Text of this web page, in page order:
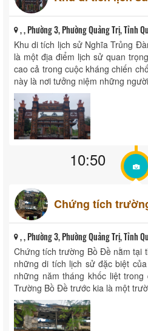
Khu di tích lịch sử
, , Phường 3, Phường Quảng Trị, Tỉnh
Khu di tích lịch sử Nghĩa Trủng
là một địa điểm lịch sử quan
cao cả trong cuộc kháng chiến
này là nơi tưởng niệm những người
10:50
Chứng tích
, , Phường 3, Phường Quảng Trị, Tỉnh
Chứng tích trường Bồ Đề nằm tại
những di tích lịch sử đặc biệt của
những năm tháng khốc liệt trong
Trường Bồ Đề trước kia là một